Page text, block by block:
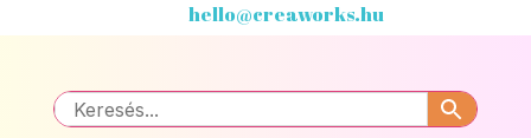
hello@creaworks.hu